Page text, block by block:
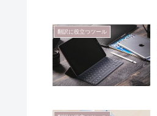
翻訳に役立つツール